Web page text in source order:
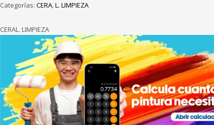
AMARILLO
DE
cantidad
Categorías:CERA,L. LIMPIEZA
CERAL. LIMPIEZA